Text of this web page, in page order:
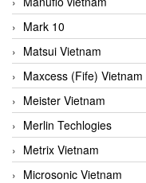
Mark 10
Matsui Vietnam
Maxcess (Fife) Vietnam
Meister Vietnam
Merlin Techlogies
Metrix Vietnam
Microsonic Vietnam